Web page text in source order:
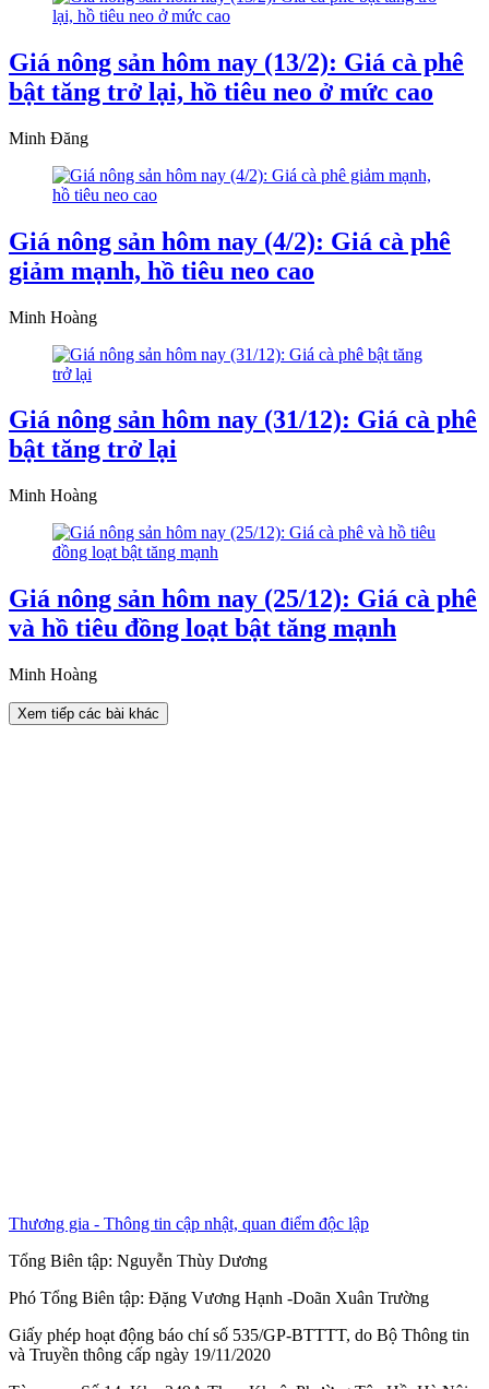
Giá nông sản hôm nay (13/2): Giá cà phê
bật tăng trở lại, hồ tiêu neo ở mức cao
Minh Đăng
Giá nông sản hôm nay (4/2): Giá cà phê
giảm mạnh, hồ tiêu neo cao
Minh Hoàng
Giá nông sản hôm nay (31/12): Giá cà phê
bật tăng trở lại
Minh Hoàng
Giá nông sản hôm nay (25/12): Giá cà phê
và hồ tiêu đồng loạt bật tăng mạnh
Minh Hoàng
Xem tiếp các bài khác
Thương gia - Thông tin cập nhật, quan điểm độc lập
Tổng Biên tập: Nguyễn Thùy Dương
Phó Tổng Biên tập: Đặng Vương Hạnh -Doãn Xuân Trường
Giấy phép hoạt động báo chí số 535/GP-BTTTT, do Bộ Thông tin
và Truyền thông cấp ngày 19/11/2020